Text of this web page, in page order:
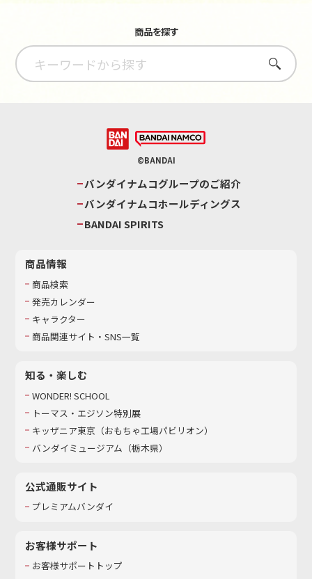
商品を探す
さがす
©BANDAI
バンダイナムコグループのご紹介
バンダイナムコホールディングス
BANDAI SPIRITS
商品情報
商品検索
発売カレンダー
キャラクター
商品関連サイト・SNS一覧
知る・楽しむ
WONDER! SCHOOL
トーマス・エジソン特別展
キッザニア東京（おもちゃ工場パビリオン）​
バンダイミュージアム（栃木県）
公式通販サイト
プレミアムバンダイ
お客様サポート
お客様サポートトップ